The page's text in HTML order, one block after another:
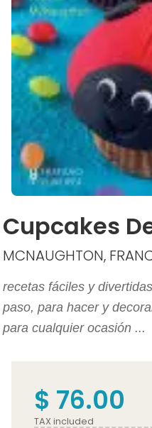
Cupcakes
MCNAUGHTON,
recetas fáciles y
paso, para hacer y
para cualquier ocasión ...
$ 76.00
TAX included